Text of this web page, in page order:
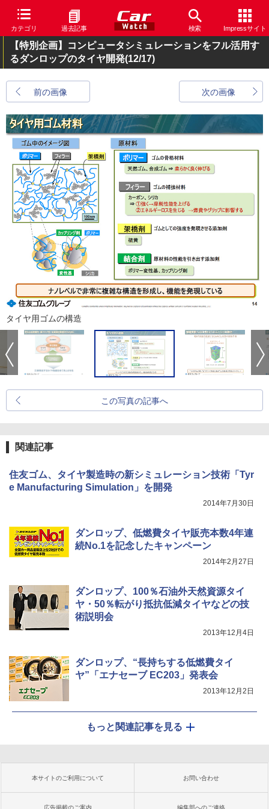
カテゴリ 過去記事 検索 Impressサイト
【特別企画】コンピュータシミュレーションをフル活用す
るダンロップのタイヤ開発(12/17)
前の画像 次の画像
タイヤ用ゴムの構造
この写真の記事へ
関連記事
住友ゴム、タイヤ製造時の新シミュレーション技術「Tyr
e Manufacturing Simulation」を開発
2014年7月30日
ダンロップ、低燃費タイヤ販売本数4年連
続No.1を記念したキャンペーン
2014年2月27日
ダンロップ、100％石油外天然資源タイ
ヤ・50％転がり抵抗低減タイヤなどの技
術説明会
2013年12月4日
ダンロップ、“長持ちする低燃費タイ
ヤ”「エナセーブ EC203」発表会
2013年12月2日
もっと関連記事を見る
本サイトのご利用について お問い合わせ
広告掲載のご案内 編集部へのご連絡